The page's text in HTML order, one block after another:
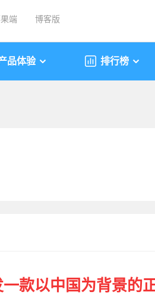
端 博客版
品体验 排行榜
款以中国为背景的